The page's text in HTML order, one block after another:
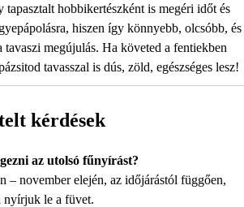
tapasztalt hobbikertészként is megéri időt és
hiszen így könnyebb, olcsóbb, és
tavaszi megújulás. Ha követed a fentiekben
tavasszal is dús, zöld, egészséges lesz!
kérdések
az utolsó fűnyírást?
– november elején, az időjárástól függően,
nyírjuk le a füvet.